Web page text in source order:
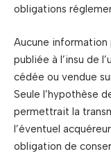
obligations
Aucune information
publiée à l’insu de
cédée ou vendue
Seule l’hypothèse
permettrait la
l’éventuel
obligation de